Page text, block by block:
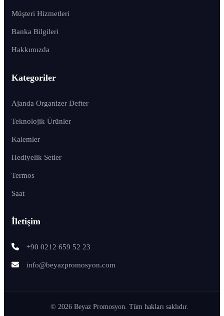
Müşteri Hizmetleri
Banka Bilgileri
Hakkımızda
Kategoriler
Ajanda Organizer Defter
Teknolojik Ürünler
Kalemler
Hediyelik Setler
Termos
Saat
İletişim
+90 0212 659 52 23
info@beyazpromosyon.com
© 2026 Beyaz Promosyon. Tüm hakları saklıdır.